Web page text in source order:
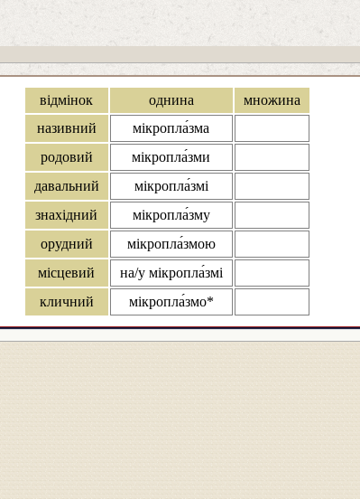
відмінок однина
множина
називний
мікропла́зма
родовий
мікропла́зми
давальний
мікропла́змі
знахідний
мікропла́зму
орудний
мікропла́змою
місцевий
на/у мікропла́змі
кличний
мікропла́змо*